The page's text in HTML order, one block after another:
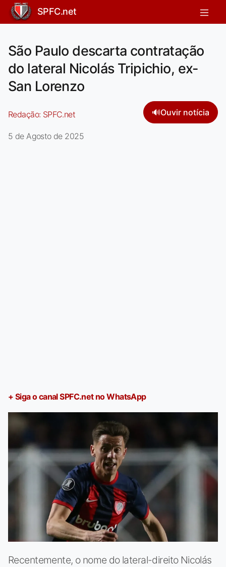
SPFC.net
São Paulo descarta contratação
do lateral Nicolás Tripichio, ex-
San Lorenzo
Redação: SPFC.net 🔊Ouvir notícia
5 de Agosto de 2025
+ Siga o canal SPFC.net no WhatsApp
Recentemente, o nome do lateral-direito Nicolás